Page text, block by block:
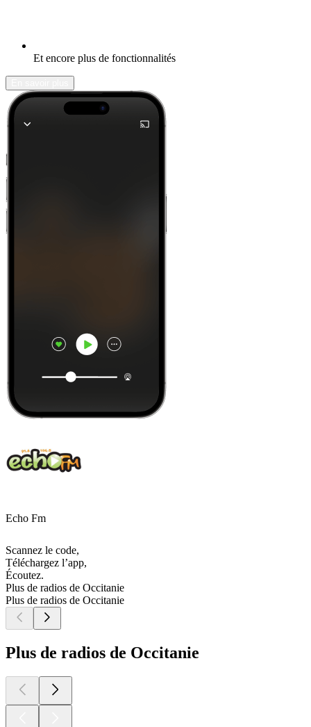
Et encore plus de fonctionnalités
Echo Fm
Scannez le code,
Téléchargez l’app,
Écoutez.
Plus de radios de Occitanie
Plus de radios de Occitanie
Plus de radios de Occitanie